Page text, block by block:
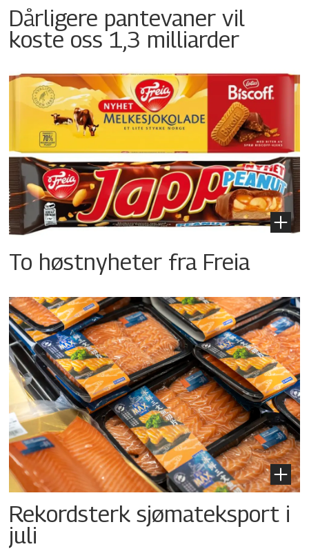
Dårligere pantevaner vil
koste oss 1,3 milliarder
To høstnyheter fra Freia
Rekordsterk sjømateksport i
juli